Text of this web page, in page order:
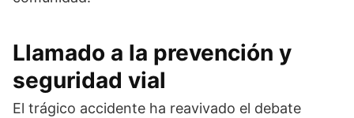
Llamado a la prevención y
seguridad vial
El trágico accidente ha reavivado el debate